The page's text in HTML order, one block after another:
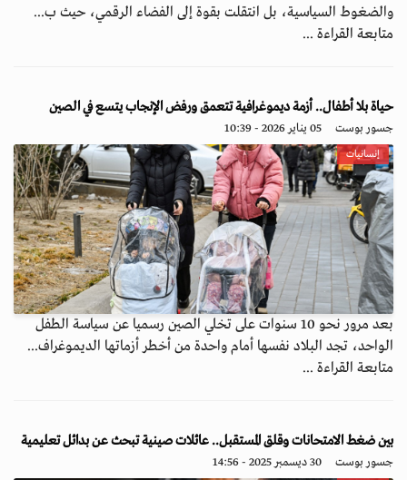
والضغوط السياسية، بل انتقلت بقوة إلى الفضاء الرقمي، حيث ب...
متابعة القراءة ...
حياة بلا أطفال.. أزمة ديموغرافية تتعمق ورفض الإنجاب يتسع في الصين
جسور بوست 05 يناير 2026 - 10:39
إنسانيات
بعد مرور نحو 10 سنوات على تخلي الصين رسميا عن سياسة الطفل
الواحد، تجد البلاد نفسها أمام واحدة من أخطر أزماتها الديموغراف...
متابعة القراءة ...
بين ضغط الامتحانات وقلق المستقبل.. عائلات صينية تبحث عن بدائل تعليمية
جسور بوست 30 ديسمبر 2025 - 14:56